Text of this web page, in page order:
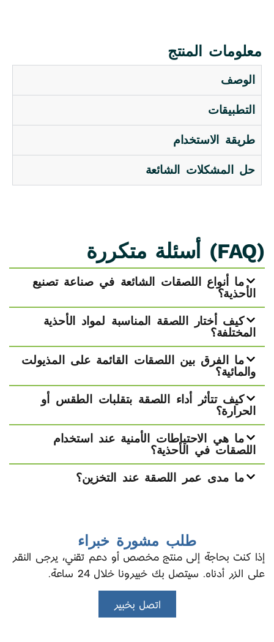
​معلومات المنتج ​
الوصف
التطبيقات
طريقة الاستخدام
حل المشكلات الشائعة
(FAQ) ​أسئلة متكررة
ما أنواع اللصقات الشائعة في صناعة تصنيع
الأحذية؟
كيف أختار اللصقة المناسبة لمواد الأحذية
المختلفة؟
ما الفرق بين اللصقات القائمة على المذيولت
والمائية؟
كيف تتأثر أداء اللصقة بتقلبات الطقس أو
الحرارة؟
ما هي الاحتياطات الأمنية عند استخدام
اللصقات في الأحذية؟
ما مدى عمر اللصقة عند التخزين؟
طلب مشورة خبراء
إذا كنت بحاجة إلى منتج مخصص أو دعم تقني، يرجى النقر
على الزر أدناه. سيتصل بك خبيرونا خلال 24 ساعة.
اتصل بخبير